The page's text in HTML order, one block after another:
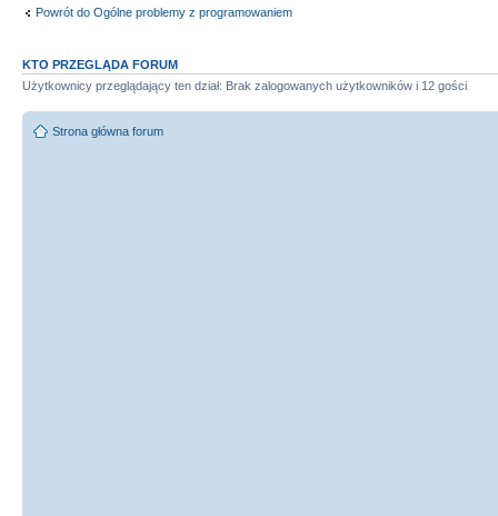
Powrót do Ogólne problemy z programowaniem
KTO PRZEGLĄDA FORUM
Użytkownicy przeglądający ten dział: Brak zalogowanych użytkowników i 12 gości
Strona główna forum